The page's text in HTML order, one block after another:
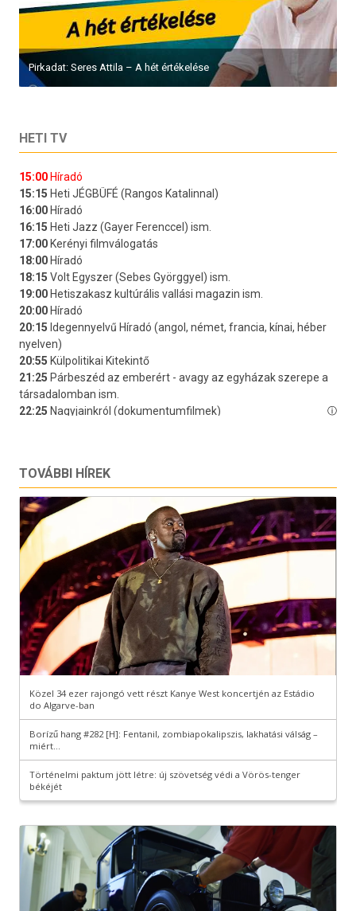
Pirkadat: Seres Attila – A hét értékelése
HETI TV
TOVÁBBI HÍREK